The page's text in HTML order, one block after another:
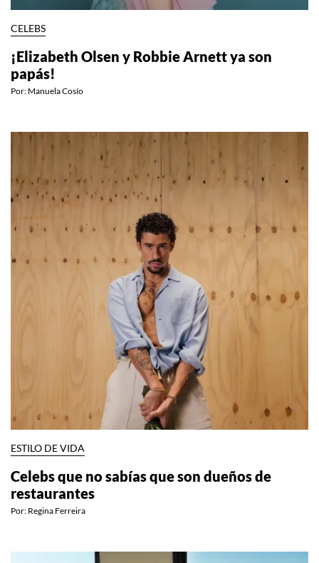
CELEBS
¡Elizabeth Olsen y Robbie Arnett ya son
papás!
Por: Manuela Cosío
ESTILO DE VIDA
Celebs que no sabías que son dueños de
restaurantes
Por: Regina Ferreira